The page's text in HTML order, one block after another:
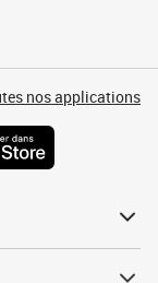
nos applications